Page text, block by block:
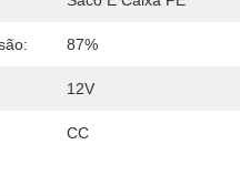
87%
12V
CC